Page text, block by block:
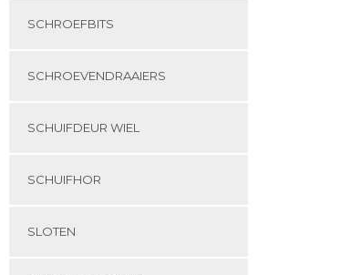
SCHROEFBITS
SCHROEVENDRAAIERS
SCHUIFDEUR WIEL
SCHUIFHOR
SLOTEN